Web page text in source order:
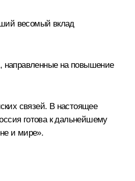
весомый вклад
направленные на повышение
связей. В настоящее
готова к дальнейшему
и мире».